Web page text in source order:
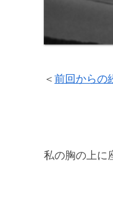
＜ 前回からの
私の胸の上に